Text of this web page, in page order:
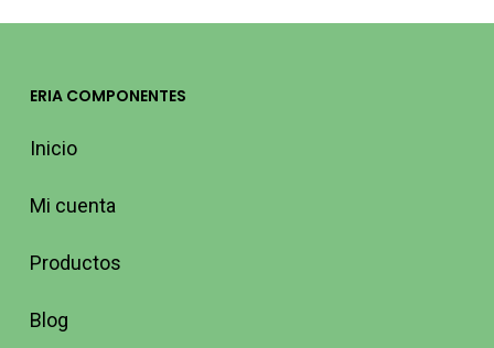
ERIA COMPONENTES
Inicio
Mi cuenta
Productos
Blog